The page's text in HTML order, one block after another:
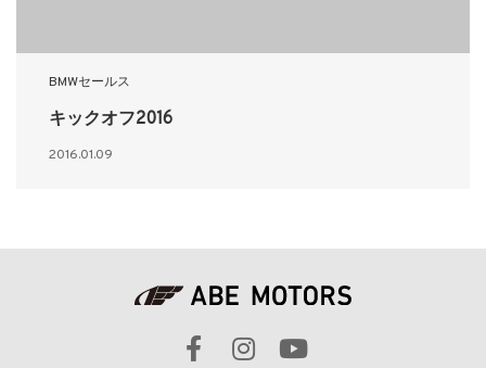
BMWセールス
キックオフ2016
2016.01.09